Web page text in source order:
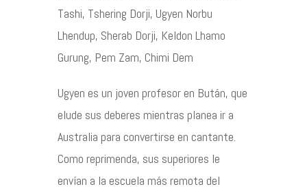
Tashi, Tshering Dorji, Ugyen Norbu
Lhendup, Sherab Dorji, Keldon Lhamo
Gurung, Pem Zam, Chimi Dem
Ugyen es un joven profesor en Bután, que
elude sus deberes mientras planea ir a
Australia para convertirse en cantante.
Como reprimenda, sus superiores le
envían a la escuela más remota del
©2026 COPYRIGHT FLOTHEMES